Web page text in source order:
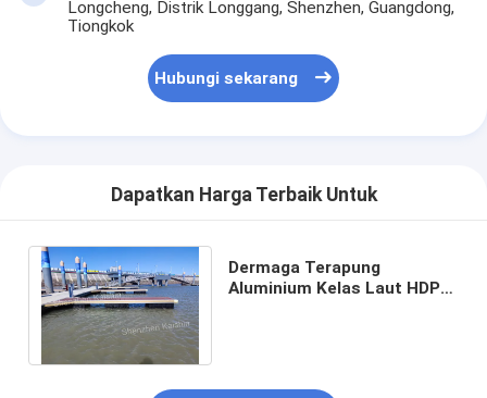
Longcheng, Distrik Longgang, Shenzhen, Guangdong,
Tiongkok
Hubungi sekarang
Dapatkan Harga Terbaik Untuk
Dermaga Terapung
Aluminium Kelas Laut HDPE